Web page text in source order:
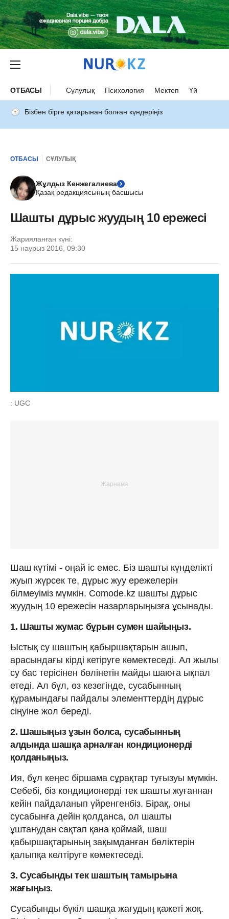
ОТБАСЫ Сұлулық Психология Мектеп Үй
Бізбен бірге қатарынан болған күндеріңіз
ОТБАСЫ СҰЛУЛЫҚ
Жұлдыз Кенжегалиева
Қазақ редакциясының басшысы
Шашты дұрыс жуудың 10 ережесі
Жарияланған күні:
15 наурыз 2016, 09:30
: UGC
Шаш күтімі - оңай іс емес. Біз шашты күнделікті
жуып жүрсек те, дұрыс жуу ережелерін
білмеуіміз мүмкін. Comode.kz шашты дұрыс
жуудың 10 ережесін назарларыңызға ұсынады.
1. Шашты жумас бұрын сумен шайыңыз.
Ыстық су шаштың қабыршақтарын ашып,
арасындағы кірді кетіруге көмектеседі. Ал жылы
су бас терісінен бөлінетін майды шаюға ықпал
етеді. Ал бұл, өз кезегінде, сусабынның
құрамындағы пайдалы элементтердің дұрыс
сіңуіне жол береді.
2. Шашыңыз ұзын болса, сусабынның
алдында шашқа арналған кондиционерді
қолданыңыз.
Ия, бұл кеңес біршама сұрақтар туғызуы мүмкін.
Себебі, біз кондиционерді тек шашты жуғаннан
кейін пайдаланып үйренгенбіз. Бірақ, оны
сусабынға дейін қолданса, ол шашты
ұштанудан сақтап қана қоймай, шаш
қабыршақтарының зақымданған бөліктерін
қалыпқа келтіруге көмектеседі.
3. Сусабынды тек шаштың тамырына
жағыңыз.
Сусабынды бүкіл шашқа жағудың қажеті жоқ.